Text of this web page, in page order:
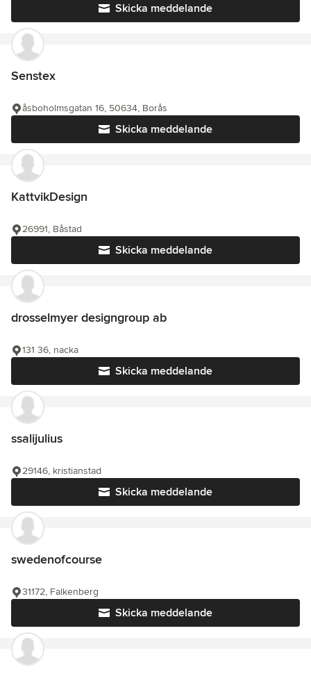
Skicka meddelande
Senstex
Skicka meddelande
åsboholmsgatan 16, 50634, Borås
KattvikDesign
Skicka meddelande
26991, Båstad
drosselmyer designgroup ab
Skicka meddelande
131 36, nacka
ssalijulius
Skicka meddelande
29146, kristianstad
swedenofcourse
Skicka meddelande
31172, Falkenberg